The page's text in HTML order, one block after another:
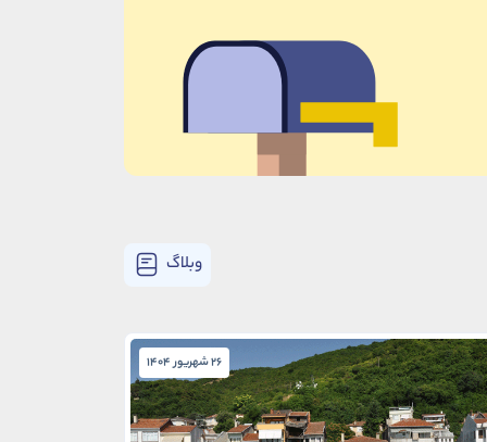
وبلاگ
26 شهریور 1404